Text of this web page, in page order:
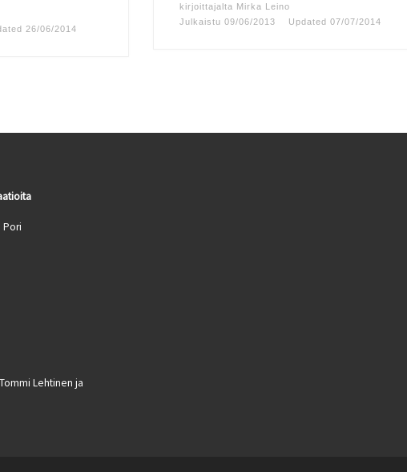
26/06/2014
kirjoittajalta Mirka Leino
Julkaistu 09/06/2013 Updated 07/07/2014
Pori
Lehtinen ja